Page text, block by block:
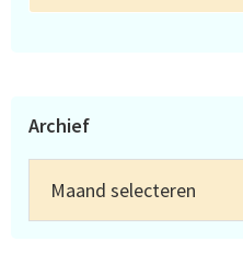
Archief